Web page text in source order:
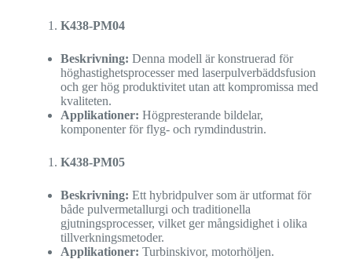
K438-PM04
Beskrivning: Denna modell är konstruerad för
höghastighetsprocesser med laserpulverbäddsfusion
och ger hög produktivitet utan att kompromissa med
kvaliteten.
Applikationer: Högpresterande bildelar,
komponenter för flyg- och rymdindustrin.
K438-PM05
Beskrivning: Ett hybridpulver som är utformat för
både pulvermetallurgi och traditionella
gjutningsprocesser, vilket ger mångsidighet i olika
tillverkningsmetoder.
Applikationer: Turbinskivor, motorhöljen.